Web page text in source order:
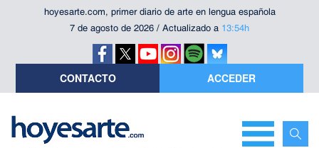
hoyesarte.com, primer diario de arte en lengua española
7 de agosto de 2026 / Actualizado a 13:54h
CONTACTO ACCEDER